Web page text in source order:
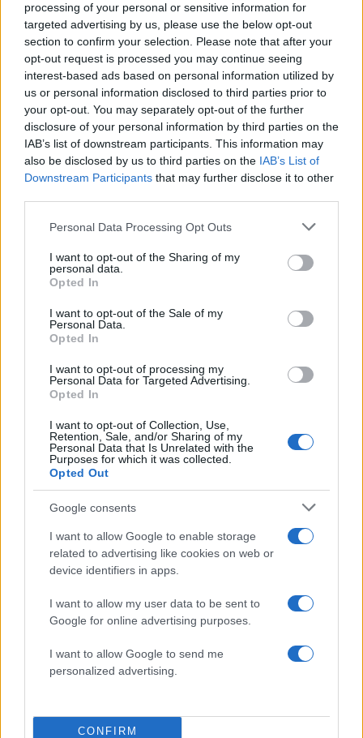
processing of your personal or sensitive information for
targeted advertising by us, please use the below opt-out
section to confirm your selection. Please note that after your
opt-out request is processed you may continue seeing
interest-based ads based on personal information utilized by
us or personal information disclosed to third parties prior to
your opt-out. You may separately opt-out of the further
disclosure of your personal information by third parties on the
IAB’s list of downstream participants. This information may
also be disclosed by us to third parties on the IAB’s List of
Downstream Participants that may further disclose it to other
Please note that this website/app uses one or more Google
not limited to your visit or usage behaviour. You may click to
grant or deny consent to Google and its third-party tags to
use your data for below specified purposes in below Google
consent section.
Personal Data Processing Opt Outs
I want to opt-out of the Sharing of my
personal data.
Opted In
I want to opt-out of the Sale of my
Personal Data.
Opted In
I want to opt-out of processing my
Personal Data for Targeted Advertising.
Opted In
I want to opt-out of Collection, Use,
Retention, Sale, and/or Sharing of my
Personal Data that Is Unrelated with the
Purposes for which it was collected.
Opted Out
Google consents
I want to allow Google to enable storage
related to advertising like cookies on web or
device identifiers in apps.
I want to allow my user data to be sent to
Google for online advertising purposes.
I want to allow Google to send me
personalized advertising.
CONFIRM
Σχόλια
2000 /2000
Όροι Χρήσης . Το site προστατεύεται από reCAPTCHA, ισχύουν
Lifestyle
ΑΝΙΤΑ ΜΠΡΑΝΤ
Share:
Αν τα χάσατε
Η Αριάνα Γκράντε χώρισε
Ήταν μαζί σχεδόν 3 χρόνια
Ο Χάρι Στάιλς ξέχασε
συναυλία στο
κοινού